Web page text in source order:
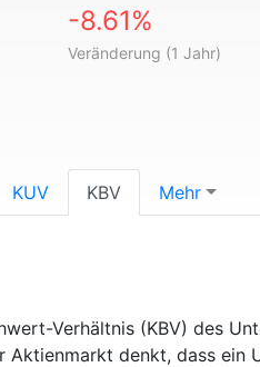
-8.61%
Veränderung (1 Jahr)
KUV KBV Mehr
Verhältnis (KBV) des
denkt, dass ein